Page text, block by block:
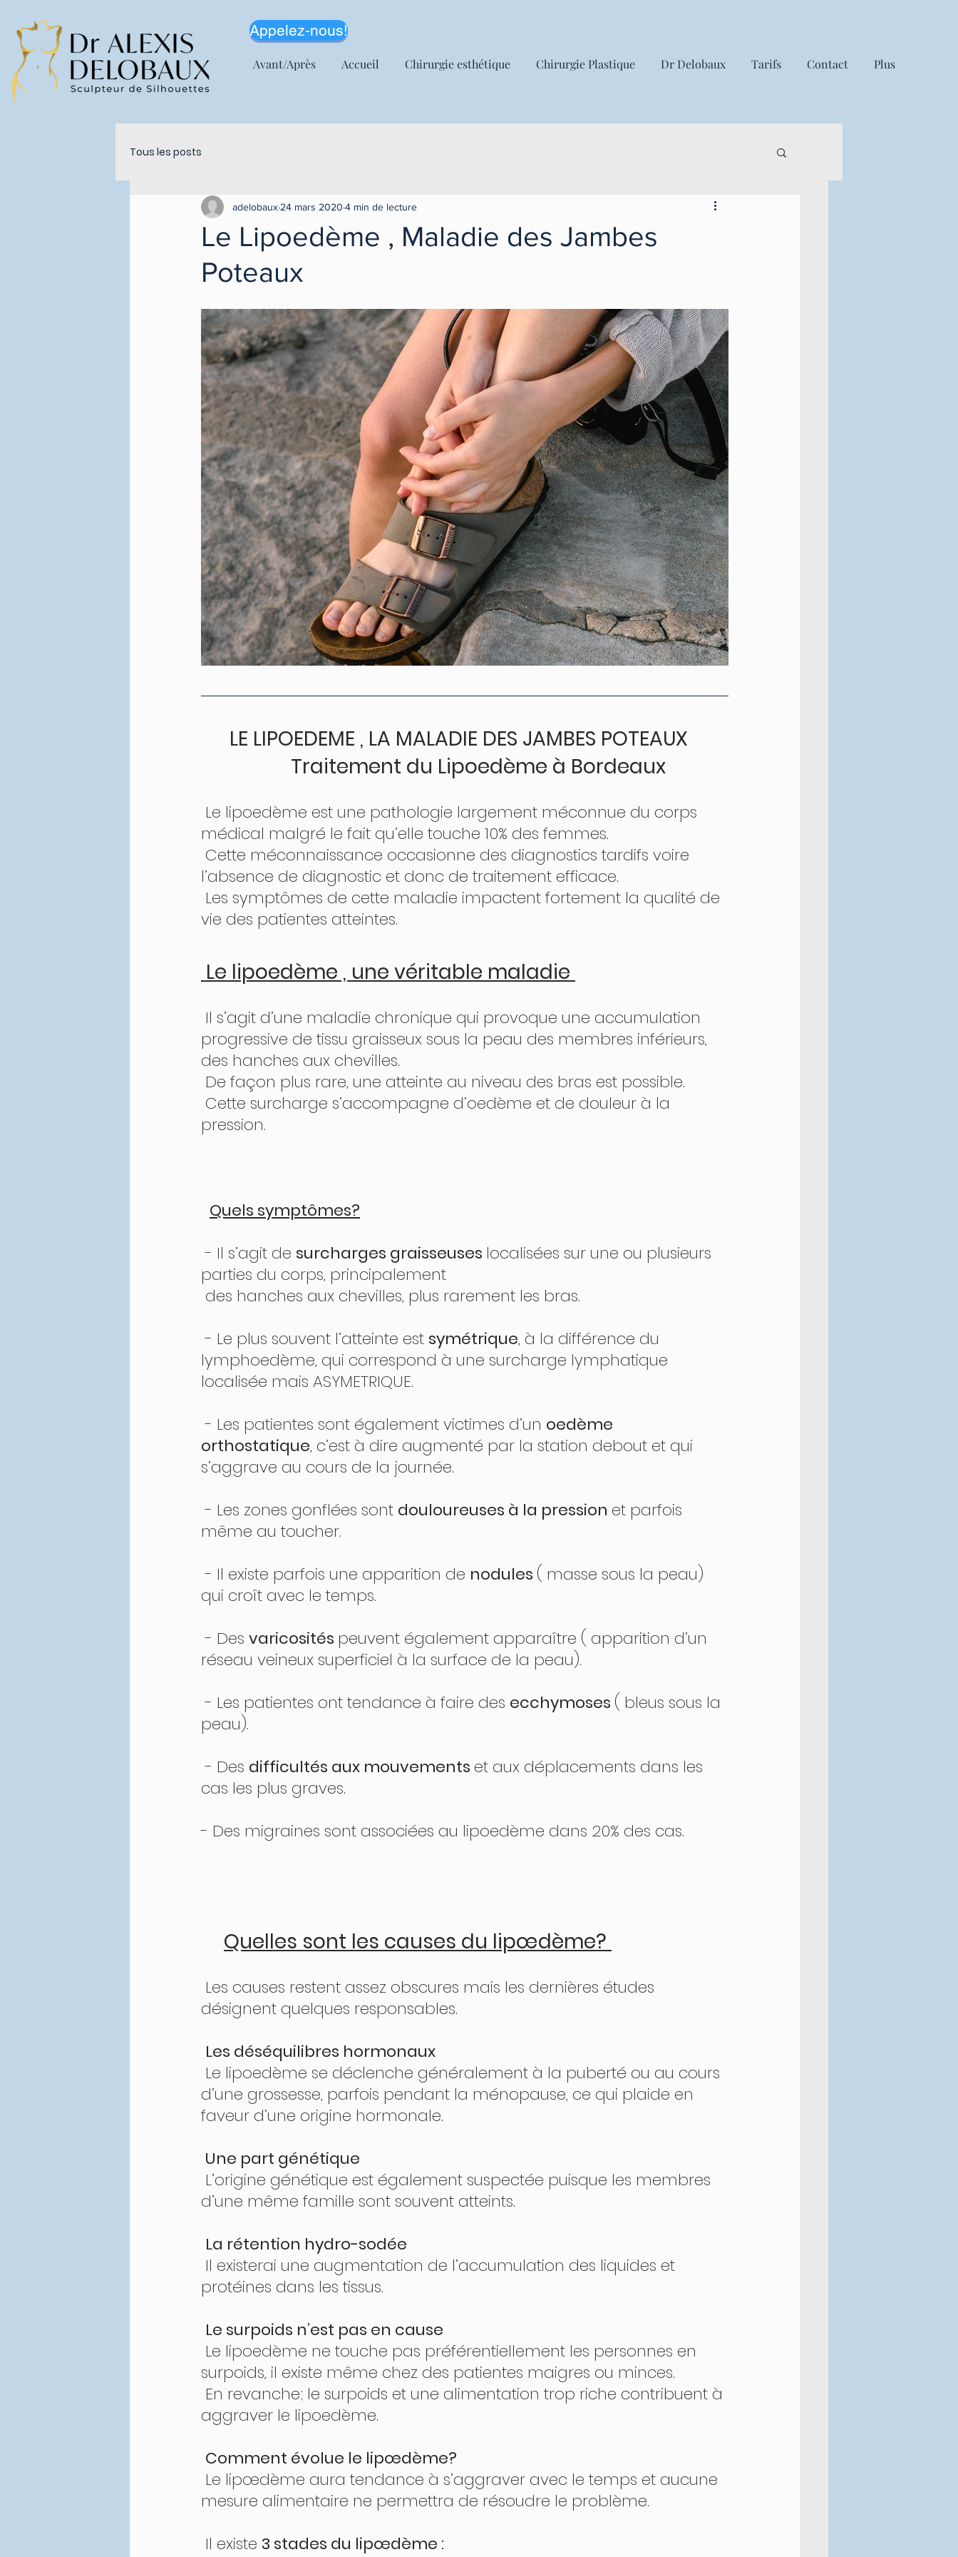
Avant/Après Accueil Chirurgie esthétique Chirurgie Plastique Dr Delobaux Tarifs Contact Plus
Appelez-nous!
Tous les posts
Le Lipoedème , Maladie des Jambes
Poteaux
adelobaux 24 mars 2020 4 min de lecture
LE LIPOEDEME , LA MALADIE DES JAMBES POTEAUX
                  Traitement du Lipoedème à Bordeaux
médical malgré le fait qu’elle touche 10% des femmes.
l’absence de diagnostic et donc de traitement efficace.
vie des patientes atteintes.
Le lipoedème , une véritable maladie
progressive de tissu graisseux sous la peau des membres inférieurs,
des hanches aux chevilles.
De façon plus rare, une atteinte au niveau des bras est possible.
pression.
Quels symptômes?
- Il s’agit de surcharges graisseuses localisées sur une ou plusieurs
parties du corps, principalement
des hanches aux chevilles, plus rarement les bras.
- Le plus souvent l’atteinte est symétrique, à la différence du
lymphoedème, qui correspond à une surcharge lymphatique
localisée mais ASYMETRIQUE.
- Les patientes sont également victimes d’un oedème
orthostatique, c’est à dire augmenté par la station debout et qui
s’aggrave au cours de la journée.
- Les zones gonflées sont douloureuses à la pression et parfois
même au toucher.
- Il existe parfois une apparition de nodules ( masse sous la peau)
qui croît avec le temps.
- Des varicosités peuvent également apparaître ( apparition d’un
réseau veineux superficiel à la surface de la peau).
- Les patientes ont tendance à faire des ecchymoses ( bleus sous la
peau).
- Des difficultés aux mouvements et aux déplacements dans les
cas les plus graves.
- Des migraines sont associées au lipoedème dans 20% des cas.
Quelles sont les causes du lipœdème?
désignent quelques responsables.
Les déséquilibres hormonaux
d’une grossesse, parfois pendant la ménopause, ce qui plaide en
faveur d’une origine hormonale.
Une part génétique
d’une même famille sont souvent atteints.
La rétention hydro-sodée
protéines dans les tissus.
Le surpoids n’est pas en cause
surpoids, il existe même chez des patientes maigres ou minces.
aggraver le lipoedème.
Comment évolue le lipœdème?
mesure alimentaire ne permettra de résoudre le problème.
Il existe 3 stades du lipœdème :